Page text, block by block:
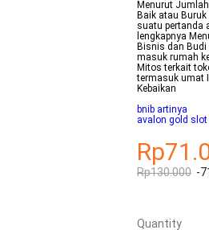
Menurut
Baik atau
suatu pertanda
lengkapnya
Bisnis dan
masuk rumah
Mitos terkait
termasuk umat
Kebaikan
bnib artinya
avalon gold
Rp130.000 -
Quantity